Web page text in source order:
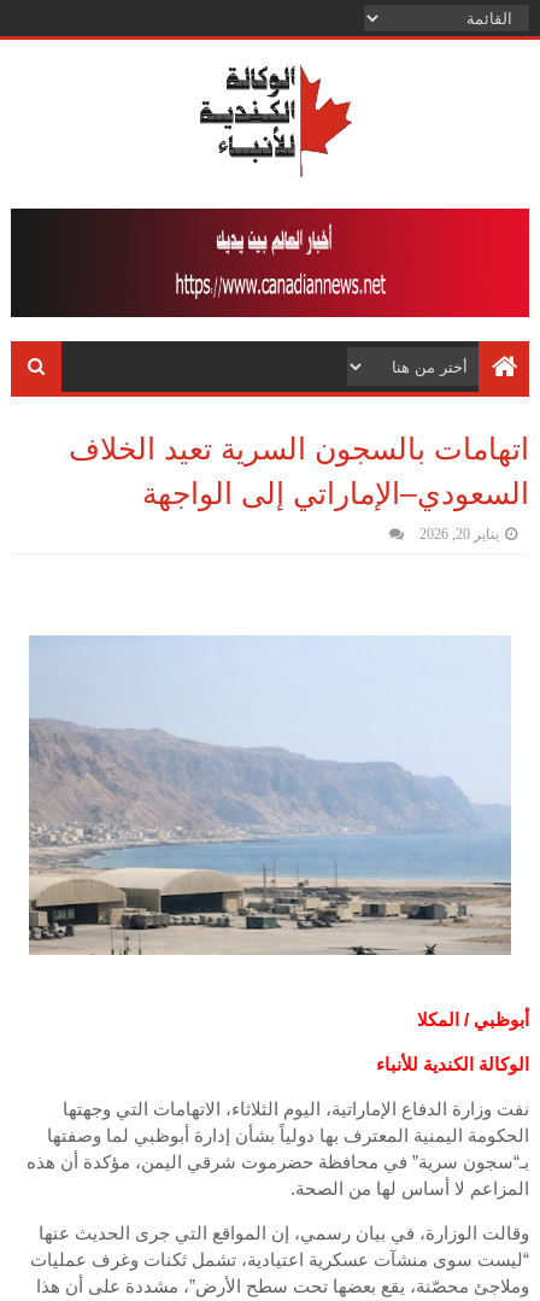
اتهامات بالسجون السرية تعيد الخلاف
السعودي–الإماراتي إلى الواجهة
يناير 20, 2026
أبوظبي / المكلا
الوكالة الكندية للأنباء
نفت وزارة الدفاع الإماراتية، اليوم الثلاثاء، الاتهامات التي وجهتها
الحكومة اليمنية المعترف بها دولياً بشأن إدارة أبوظبي لما وصفتها
بـ“سجون سرية” في محافظة حضرموت شرقي اليمن، مؤكدة أن هذه
المزاعم لا أساس لها من الصحة.
وقالت الوزارة، في بيان رسمي، إن المواقع التي جرى الحديث عنها
“ليست سوى منشآت عسكرية اعتيادية، تشمل ثكنات وغرف عمليات
وملاجئ محصّنة، يقع بعضها تحت سطح الأرض”، مشددة على أن هذا